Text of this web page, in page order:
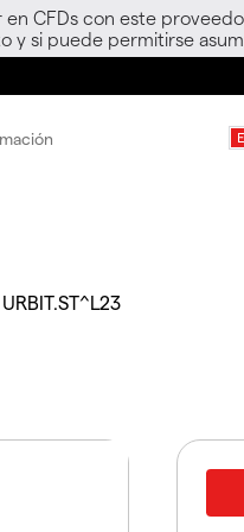
CFDs con este
si puede permitirse
URBIT.ST^L23